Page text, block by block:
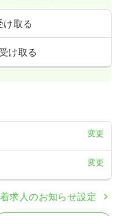
け取る
け取る
変更
変更
求人のお知らせ設定